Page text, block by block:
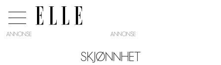
ANNONSE
SKJØNNHET